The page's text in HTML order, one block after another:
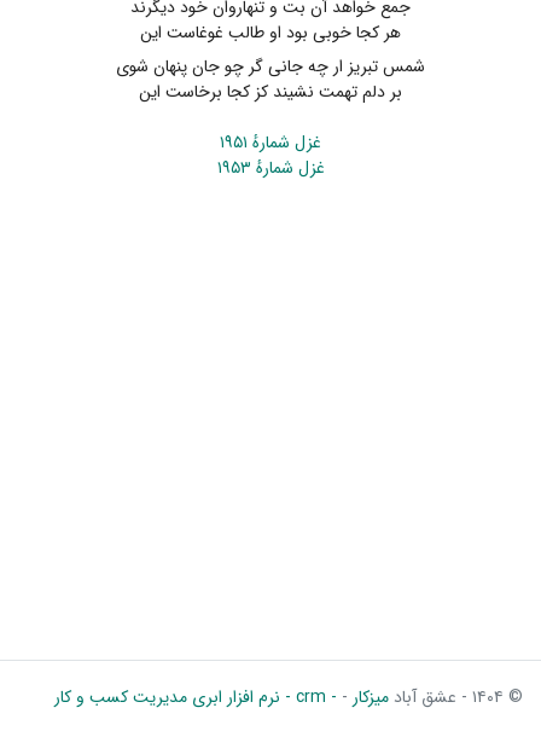
جمع خواهد آن بت و تنهاروان خود دیگرند
هر کجا خوبی بود او طالب غوغاست این
شمس تبریز ار چه جانی گر چو جان پنهان شوی
بر دلم تهمت نشیند کز کجا برخاست این
غزل شمارهٔ ۱۹۵۱
غزل شمارهٔ ۱۹۵۳
© ۱۴۰۴ - عشق آباد میزکار - - crm - نرم افزار ابری مدیریت کسب و کار